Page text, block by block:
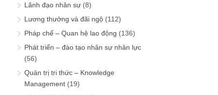
Lãnh đạo nhân sự (8)
Lương thưởng và đãi ngộ (112)
Pháp chế – Quan hệ lao động (136)
Phát triển – đào tạo nhân sự nhân lực
(56)
Quản trị tri thức – Knowledge
Management (19)